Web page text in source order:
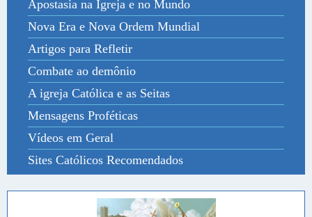
Apostasia na Igreja e no Mundo
Nova Era e Nova Ordem Mundial
Artigos para Refletir
Combate ao demônio
A igreja Católica e as Seitas
Mensagens Proféticas
Vídeos em Geral
Sites Católicos Recomendados